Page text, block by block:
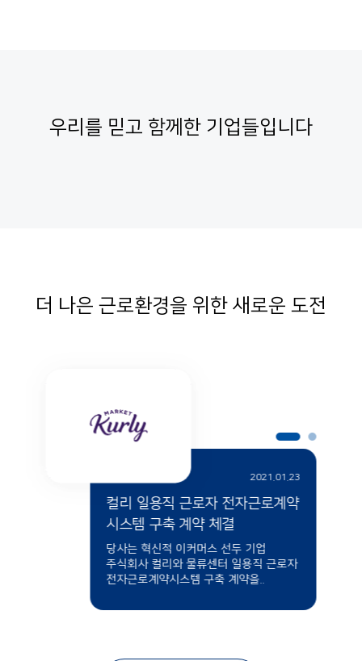
우리를 믿고 함께한 기업들입니다
더 나은 근로환경을 위한 새로운 도전
2021.01.23
컬리 일용직 근로자 전자근로계약
시스템 구축 계약 체결
당사는 혁신적 이커머스 선두 기업
주식회사 컬리와 물류센터 일용직 근로자
전자근로계약시스템 구축 계약을..